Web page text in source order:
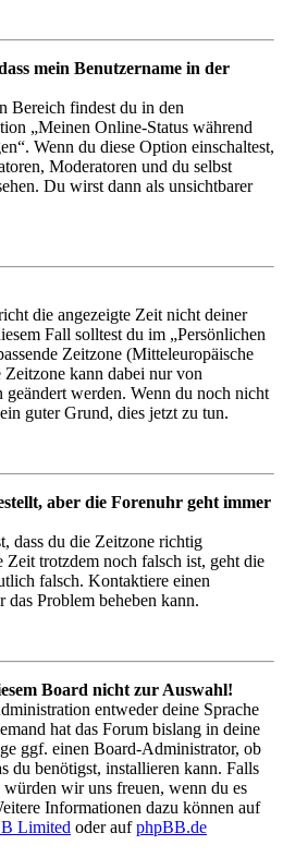
mein Benutzername in der
Bereich findest du in den
„Meinen Online-Status während
Wenn du diese Option einschaltest,
Moderatoren und du selbst
Du wirst dann als unsichtbarer
die angezeigte Zeit nicht deiner
Fall solltest du im „Persönlichen
Zeitzone (Mitteleuropäische
kann dabei nur von
geändert werden. Wenn du noch nicht
guter Grund, dies jetzt zu tun.
aber die Forenuhr geht immer
dass du die Zeitzone richtig
Zeit trotzdem noch falsch ist, geht die
falsch. Kontaktiere einen
das Problem beheben kann.
Board nicht zur Auswahl!
entweder deine Sprache
hat das Forum bislang in deine
ggf. einen Board-Administrator, ob
du benötigst, installieren kann. Falls
wir uns freuen, wenn du es
Informationen dazu können auf
Limited oder aufphpBB.de